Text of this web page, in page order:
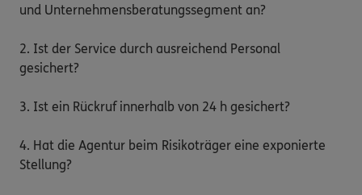
und Unternehmensberatungssegment an?
2. Ist der Service durch ausreichend Personal
gesichert?
3. Ist ein Rückruf innerhalb von 24 h gesichert?
4. Hat die Agentur beim Risikoträger eine exponierte
Stellung?